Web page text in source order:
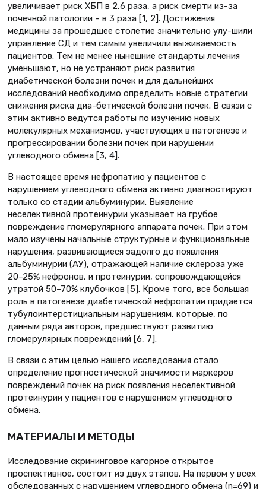
увеличивает риск ХБП в 2,6 раза, а риск смерти из-за
почечной патологии – в 3 раза [1, 2]. Достижения
медицины за прошедшее столетие значительно улу-шили
управление СД и тем самым увеличили выживаемость
пациентов. Тем не менее нынешние стандарты лечения
уменьшают, но не устраняют риск развития
диабетической болезни почек и для дальнейших
исследований необходимо определить новые стратегии
снижения риска диа-бетической болезни почек. В связи с
этим активно ведутся работы по изучению новых
молекулярных механизмов, участвующих в патогенезе и
прогрессировании болезни почек при нарушении
углеводного обмена [3, 4].
В настоящее время нефропатию у пациентов с
нарушением углеводного обмена активно диагностируют
только со стадии альбуминурии. Выявление
неселективной протеинурии указывает на грубое
повреждение гломерулярного аппарата почек. При этом
мало изучены начальные структурные и функциональные
нарушения, развивающиеся задолго до появления
альбуминурии (АУ), отражающей наличие склероза уже
20–25% нефронов, и протеинурии, сопровождающейся
утратой 50–70% клубочков [5]. Кроме того, все большая
роль в патогенезе диабетической нефропатии придается
тубулоинтерстициальным нарушениям, которые, по
данным ряда авторов, предшествуют развитию
гломерулярных повреждений [6, 7].
В связи с этим целью нашего исследования стало
определение прогностической значимости маркеров
повреждений почек на риск появления неселективной
протеинурии у пациентов с нарушением углеводного
обмена.
МАТЕРИАЛЫ И МЕТОДЫ
Исследование скрининговое кагорное открытое
проспективное, состоит из двух этапов. На первом у всех
обследованных с нарушением углеводного обмена (n=69) и